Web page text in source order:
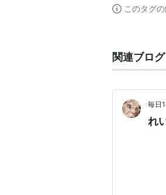
このタグ
関連ブログ
毎日
れ